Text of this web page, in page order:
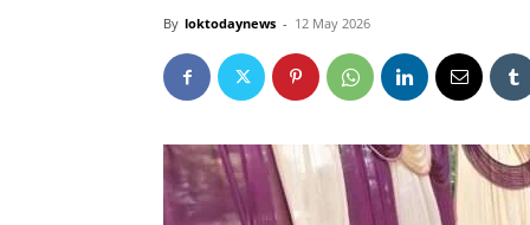
By loktodaynews - 12 May 2026